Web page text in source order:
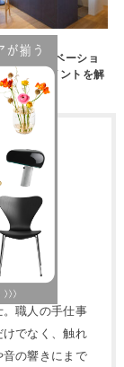
チンリノベーショ
6つのポイントを解
。職人の手仕事
でなく、触れ
の響きにまで